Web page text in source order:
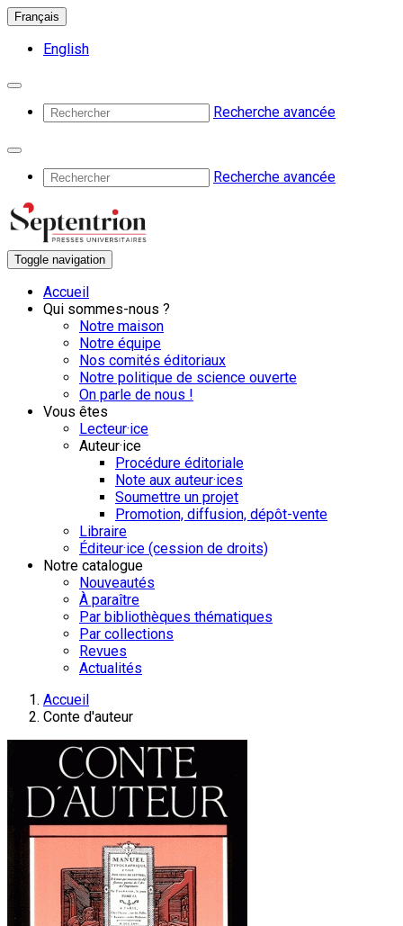
Français
English
Recherche avancée
Recherche avancée
Toggle navigation
Accueil
Qui sommes-nous ?
Notre maison
Notre équipe
Nos comités éditoriaux
Notre politique de science ouverte
On parle de nous !
Vous êtes
Lecteur·ice
Auteur·ice
Procédure éditoriale
Note aux auteur·ices
Soumettre un projet
Promotion, diffusion, dépôt-vente
Libraire
Éditeur·ice (cession de droits)
Notre catalogue
Nouveautés
À paraître
Par bibliothèques thématiques
Par collections
Revues
Actualités
Accueil
Conte d'auteur